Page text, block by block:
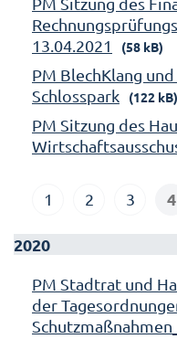
13.04.2021
(58 kB)
PM BlechKlang
Schlosspark
(122 kB)
PM Sitzung des
1 2 3 4
2020
PM Stadtrat und
der